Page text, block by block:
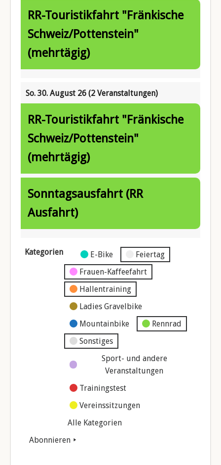
RR-Touristikfahrt "Fränkische
Schweiz/Pottenstein"
(mehrtägig)
So. 30. August 26(2 Veranstaltungen)
RR-Touristikfahrt "Fränkische
Schweiz/Pottenstein"
(mehrtägig)
Sonntagsausfahrt (RR
Ausfahrt)
Kategorien
Kategorie
ohne
Titel
E-Bike
Feiertag
Frauen-Kaffeefahrt
Hallentraining
Ladies Gravelbike
Mountainbike
Rennrad
Sonstiges
Sport- und andere
Veranstaltungen
Trainingstest
Vereinssitzungen
Alle Kategorien
Abonnieren